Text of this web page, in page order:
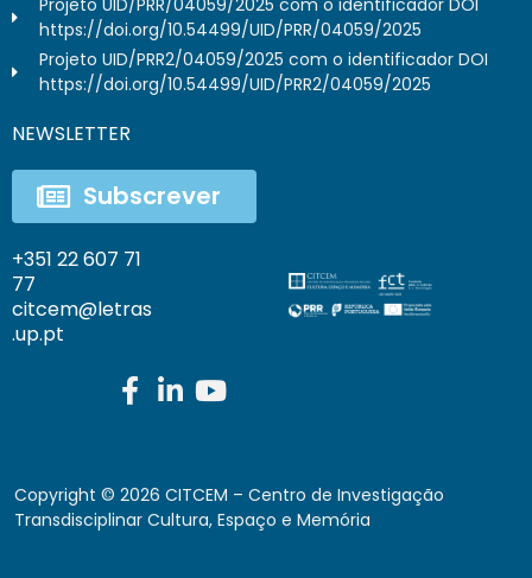
https://doi.org/10.54499/UID/PRR/04059/2025
Projeto UID/PRR2/04059/2025 com o identificador DOI
https://doi.org/10.54499/UID/PRR2/04059/2025
NEWSLETTER
Subscrever
+351 22 607 71
77
citcem@letras
.up.pt
Copyright © 2026 CITCEM – Centro de Investigação
Transdisciplinar Cultura, Espaço e Memória